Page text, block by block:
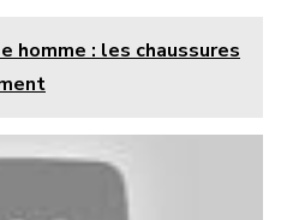
homme : les chaussures